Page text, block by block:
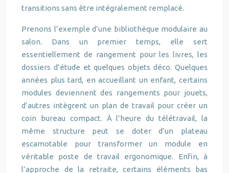
transitions sans être intégralement remplacé.
Prenons l’exemple d’une bibliothèque modulaire au
salon. Dans un premier temps, elle sert
essentiellement de rangement pour les livres, les
dossiers d’étude et quelques objets déco. Quelques
années plus tard, en accueillant un enfant, certains
modules deviennent des rangements pour jouets,
d’autres intègrent un plan de travail pour créer un
coin bureau compact. À l’heure du télétravail, la
même structure peut se doter d’un plateau
escamotable pour transformer un module en
véritable poste de travail ergonomique. Enfin, à
l’approche de la retraite, certains éléments bas